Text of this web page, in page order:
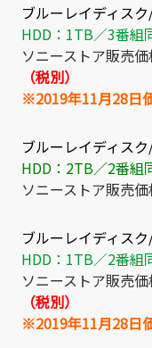
ブルーレイディス
HDD：1TB／3番組
ソニーストア販売価
（税別）
※2019年11月28日
ブルーレイディス
HDD：2TB／2番組
ソニーストア販売価
ブルーレイディス
HDD：1TB／2番組
ソニーストア販売価
（税別）
※2019年11月28日